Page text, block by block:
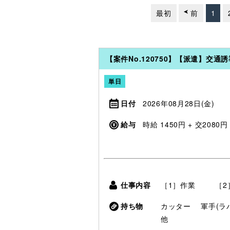
最初 前 1
【案件No.120750】【派遣】交通
単日
日付 2026年08月28日(金)
給与 時給 1450円 + 交2080円
仕事内容 ［1］作業 ［2
持ち物 カッター
軍手(
他